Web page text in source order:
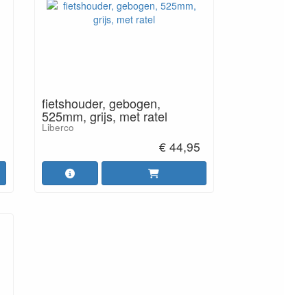
fietshouder, gebogen,
525mm, grijs, met ratel
Liberco
€ 44,95